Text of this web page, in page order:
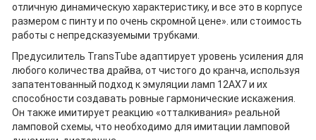
отличную динамическую характеристику, и все это в корпусе
размером с пинту и по очень скромной цене». или стоимость
работы с непредсказуемыми трубками.
Предусилитель TransTube адаптирует уровень усиления для
любого количества драйва, от чистого до кранча, используя
запатентованный подход к эмуляции ламп 12AX7 и их
способности создавать ровные гармонические искажения.
Он также имитирует реакцию «отталкивания» реальной
ламповой схемы, что необходимо для имитации ламповой